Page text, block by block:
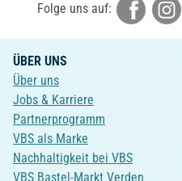
Folge uns auf:
ÜBER UNS
Über uns
Jobs & Karriere
Partnerprogramm
VBS als Marke
Nachhaltigkeit bei VBS
VBS Bastel-Markt Verden